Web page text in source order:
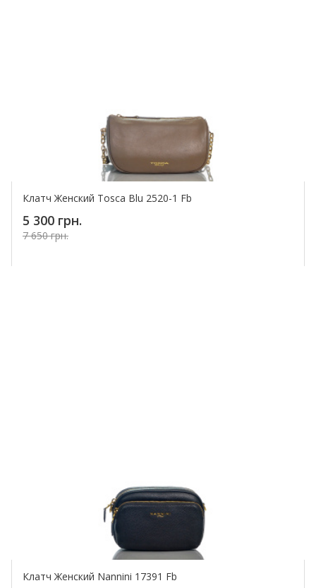
Клатч Женский Tosca Blu 2520-1 Fb
5 300 грн.
7 650 грн.
Клатч Женский Nannini 17391 Fb